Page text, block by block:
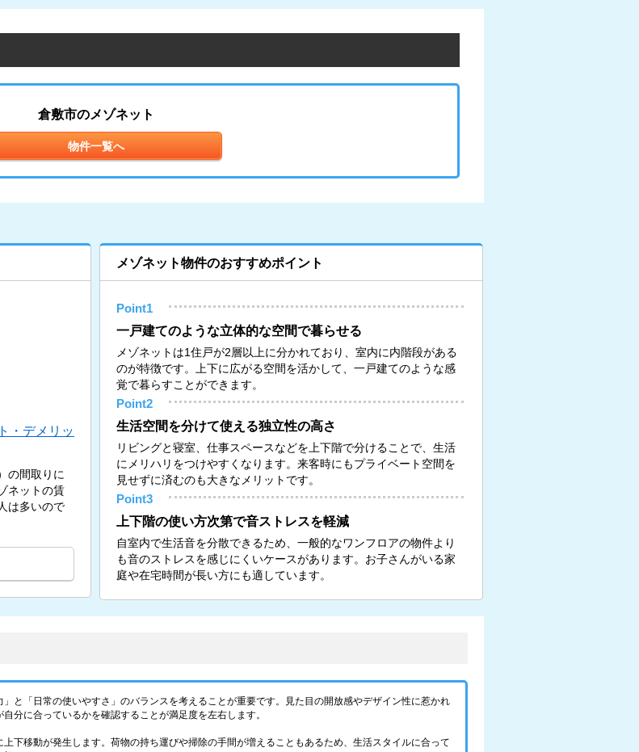
倉敷市のメゾネット
物件一覧へ
・デメリッ
の間取りに
ネットの賃
は多いので
メゾネット物件のおすすめポイント
Point1
一戸建てのような立体的な空間で暮らせる
メゾネットは1住戸が2層以上に分かれており、室内に内階段がある
のが特徴です。上下に広がる空間を活かして、一戸建てのような感
覚で暮らすことができます。
Point2
生活空間を分けて使える独立性の高さ
リビングと寝室、仕事スペースなどを上下階で分けることで、生活
にメリハリをつけやすくなります。来客時にもプライベート空間を
見せずに済むのも大きなメリットです。
Point3
上下階の使い方次第で音ストレスを軽減
自室内で生活音を分散できるため、一般的なワンフロアの物件より
も音のストレスを感じにくいケースがあります。お子さんがいる家
庭や在宅時間が長い方にも適しています。
」と「日常の使いやすさ」のバランスを考えることが重要です。見た目の開放感やデザイン性に惹かれ
分に合っているかを確認することが満足度を左右します。
下移動が発生します。荷物の持ち運びや掃除の手間が増えることもあるため、生活スタイルに合って